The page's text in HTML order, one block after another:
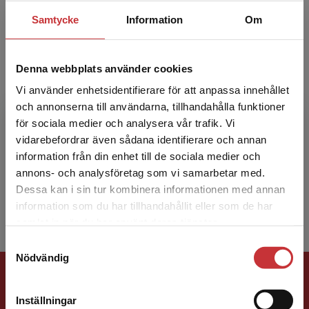
Samtycke Information Om
Denna webbplats använder cookies
Vi använder enhetsidentifierare för att anpassa innehållet
och annonserna till användarna, tillhandahålla funktioner
för sociala medier och analysera vår trafik. Vi
vidarebefordrar även sådana identifierare och annan
information från din enhet till de sociala medier och
annons- och analysföretag som vi samarbetar med.
Dessa kan i sin tur kombinera informationen med annan
information som du har tillhandahållit eller som de har
Nödvändig
Inställningar
Begränsad fraktregion
Det verkar som att du besöker
studentlitteratur.se via en enhet utanför Sverige.
Vi erbjuder inte leveranser utanför Sverige. För
att kunna slutföra ett köp måste
Linda Palla
Linda Palla, docent i pedagogik, Malmö
universitet